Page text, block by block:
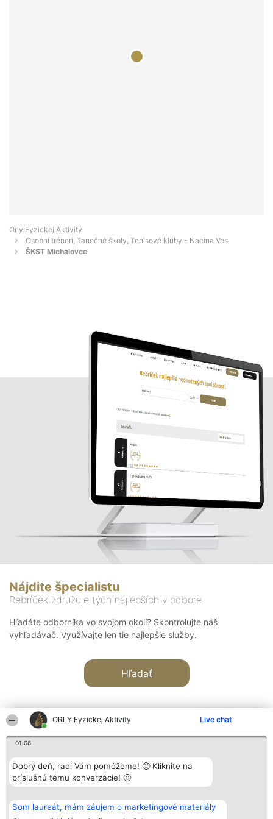
ORLY Fyzickej Aktivity Live chat
01:06
Dobrý deň, radi Vám pomôžeme! 🙂 Kliknite na
príslušnú tému konverzácie! 🙂
Som laureát, mám záujem o marketingové materiály
Orly Fyzickej Aktivity
Osobní tréneri, Tanečné školy, Tenisové kluby - Nacina Ves
ŠKST Michalovce
Nájdite špecialistu
Rebríček združuje tých najlepších v odbore
Hľadáte odborníka vo svojom okolí? Skontrolujte náš
vyhľadávač. Využívajte len tie najlepšie služby.
Hľadať
Organizátor hodnotenia
Bright Side Solutions sp. z o.
o. sp. k.
Wrocław 50-079
KRS 0000749100 | Regon
381313360 | NIP 8943132676
Hodnotenie
Laureáti
Lista
Laureatów
Podmienky
Obchodné
Kontakt
Kontakt